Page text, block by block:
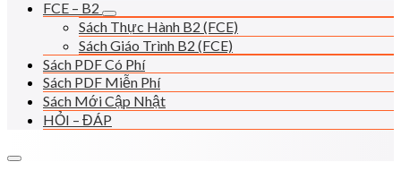
FCE – B2
Sách Thực Hành B2 (FCE)
Sách Giáo Trình B2 (FCE)
Sách PDF Có Phí
Sách PDF Miễn Phí
Sách Mới Cập Nhật
HỎI – ĐÁP